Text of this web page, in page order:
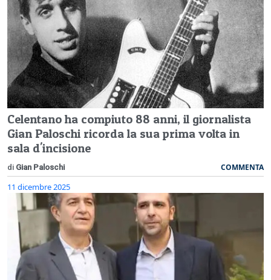
Celentano ha compiuto 88 anni, il giornalista
Gian Paloschi ricorda la sua prima volta in
sala d'incisione
di Gian Paloschi COMMENTA
11 dicembre 2025